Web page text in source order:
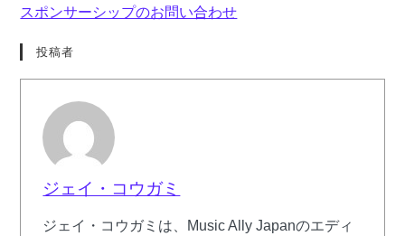
スポンサーシップのお問い合わせ
投稿者
ジェイ・コウガミ
ジェイ・コウガミは、Music Ally Japanのエディ